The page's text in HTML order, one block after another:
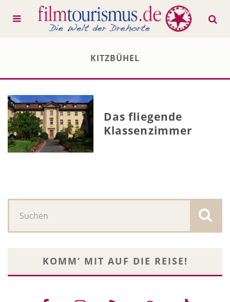
KITZBÜHEL
Das fliegende
Klassenzimmer
KOMM‘ MIT AUF DIE REISE!